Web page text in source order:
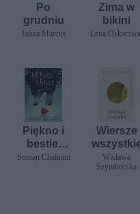
Po
grudniu
Joana Marcus
Zima w
bikini
Lena
Piękno i
bestie.
Niebezpie
Soman Chainani
Wiersze
Wisława
Szymborska